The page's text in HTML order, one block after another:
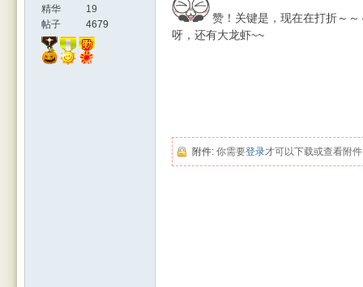
精华
19
帖子
4679
赞！关键是，现在在打折～
呀，还有大龙虾~~
附件: 你需要登录才可以下载或查看附